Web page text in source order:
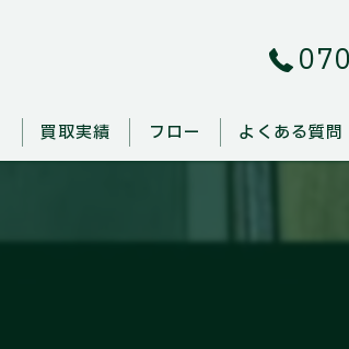
買取実績 フロー よくある質問